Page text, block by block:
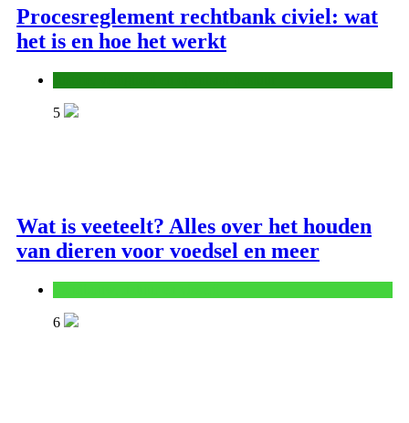
Procesreglement rechtbank civiel: wat
het is en hoe het werkt
5
Wat is veeteelt? Alles over het houden
van dieren voor voedsel en meer
6